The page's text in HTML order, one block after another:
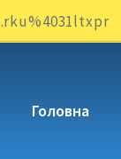
Головна